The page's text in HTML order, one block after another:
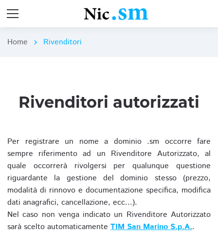
Home chevron_right Rivenditori
Rivenditori autorizzati
Per registrare un nome a dominio .sm occorre fare
sempre riferimento ad un Rivenditore Autorizzato, al
quale occorrerà rivolgersi per qualunque questione
riguardante la gestione del dominio stesso (prezzo,
modalità di rinnovo e documentazione specifica, modifica
dati anagrafici, cancellazione, ecc...).
Nel caso non venga indicato un Rivenditore Autorizzato
sarà scelto automaticamente TIM San Marino S.p.A..